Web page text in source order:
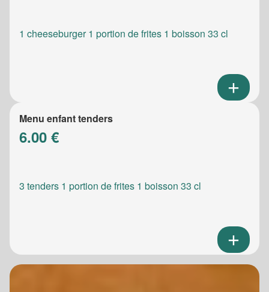
1 cheeseburger 1 portion de frites 1 boisson 33 cl
Menu enfant tenders
6.00 €
3 tenders 1 portion de frites 1 boisson 33 cl